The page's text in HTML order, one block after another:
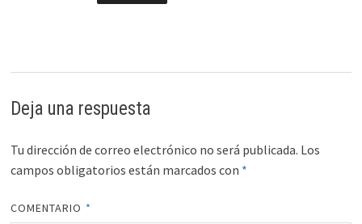
Deja una respuesta
Tu dirección de correo electrónico no será publicada. Los
campos obligatorios están marcados con *
COMENTARIO *